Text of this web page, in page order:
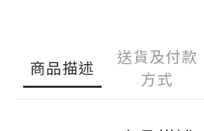
商品描述
送貨及付款
方式